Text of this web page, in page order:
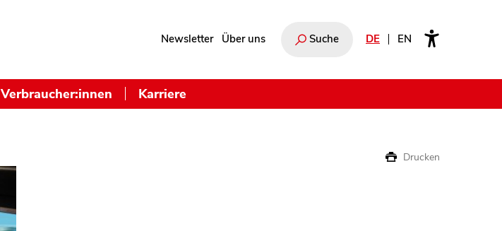
Newsletter Über uns Suche DE EN
Verbraucher:innen Karriere
Drucken